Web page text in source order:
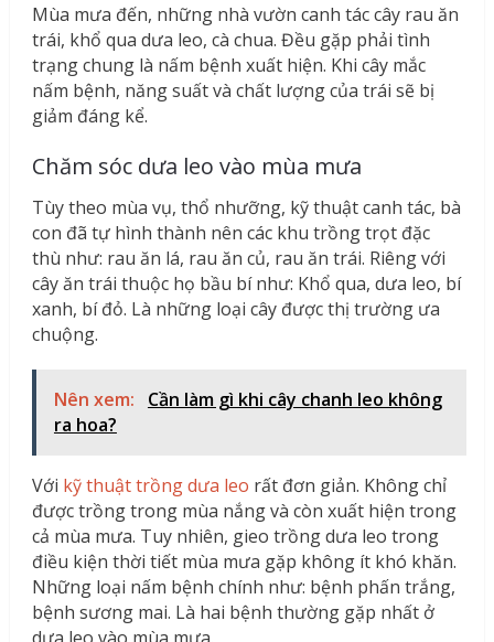
Mùa mưa đến, những nhà vườn canh tác cây rau ăn
trái, khổ qua dưa leo, cà chua. Đều gặp phải tình
trạng chung là nấm bệnh xuất hiện. Khi cây mắc
nấm bệnh, năng suất và chất lượng của trái sẽ bị
giảm đáng kể.
Chăm sóc dưa leo vào mùa mưa
Tùy theo mùa vụ, thổ nhưỡng, kỹ thuật canh tác, bà
con đã tự hình thành nên các khu trồng trọt đặc
thù như: rau ăn lá, rau ăn củ, rau ăn trái. Riêng với
cây ăn trái thuộc họ bầu bí như: Khổ qua, dưa leo, bí
xanh, bí đỏ. Là những loại cây được thị trường ưa
chuộng.
Nên xem:
Cần làm gì khi cây chanh leo không
ra hoa?
Với kỹ thuật trồng dưa leo rất đơn giản. Không chỉ
được trồng trong mùa nắng và còn xuất hiện trong
cả mùa mưa. Tuy nhiên, gieo trồng dưa leo trong
điều kiện thời tiết mùa mưa gặp không ít khó khăn.
Những loại nấm bệnh chính như: bệnh phấn trắng,
bệnh sương mai. Là hai bệnh thường gặp nhất ở